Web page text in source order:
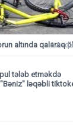
altında qalaraq
6
tələb etməkdə
ləqəbli